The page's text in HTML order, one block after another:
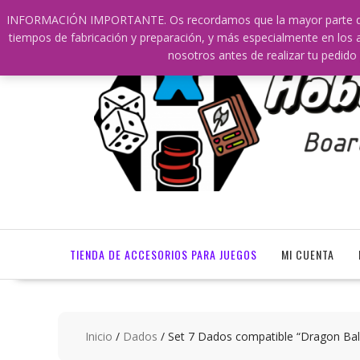
INFORMACIÓN IMPORTANTE. Os recordamos que la mayor
tiempos de fabricación y preparación, y más especialmente en
nosotros antes de realizar tu pedido
contenido
609241475 SOLO DE 10:00 a 14:00
TIENDA DE ACCESORIOS PARA JUEGOS MI CUENTA
Inicio / Dados / Set 7 Dados compatible “Dragon